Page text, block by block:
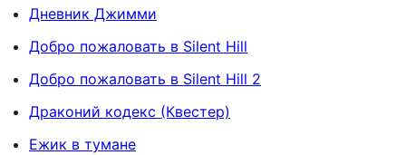
Дневник Джимми
Добро пожаловать в Silent Hill
Добро пожаловать в Silent Hill 2
Драконий кодекс (Квестер)
Ежик в тумане